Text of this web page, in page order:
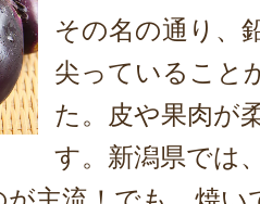
その名の通り、
尖っていること
た。皮や果肉が
す。新潟県では